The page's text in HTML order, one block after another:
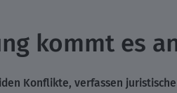
kommt es
Konflikte, verfassen